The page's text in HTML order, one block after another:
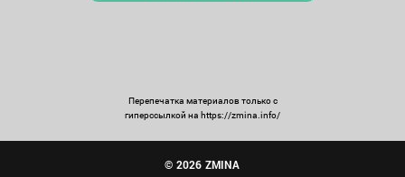
Перепечатка материалов только с
гиперссылкой на https://zmina.info/
© 2026 ZMINA